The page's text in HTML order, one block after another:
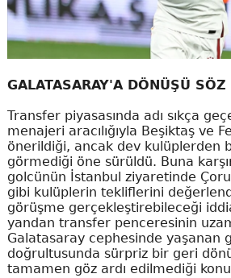
GALATASARAY'A DÖNÜŞÜ SÖZ
Transfer piyasasında adı sıkça
menajeri aracılığıyla Beşiktaş ve
önerildiği, ancak dev kulüplerden
görmediği öne sürüldü. Buna
golcünün İstanbul ziyaretinde
gibi kulüplerin tekliflerini
görüşme gerçekleştirebileceği
yandan transfer penceresinin
Galatasaray cephesinde yaşanan
doğrultusunda sürpriz bir geri
tamamen göz ardı edilmediği